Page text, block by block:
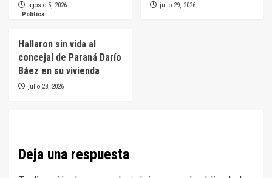
agosto 5, 2026
julio 29, 2026
Política
Hallaron sin vida al
concejal de Paraná Darío
Báez en su vivienda
julio 28, 2026
Deja una respuesta